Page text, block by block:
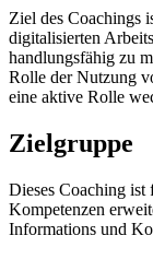
Ziel des Coachings
digitalisierten
handlungsfähig zu
Rolle der Nutzung
eine aktive Rolle
Zielgruppe
Dieses Coaching ist
Kompetenzen
Informations und